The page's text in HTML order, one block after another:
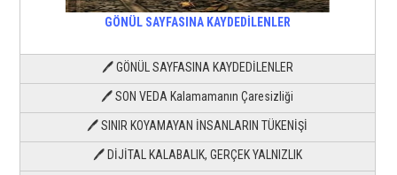
GÖNÜL SAYFASINA KAYDEDİLENLER
🖊 GÖNÜL SAYFASINA KAYDEDİLENLER
🖊 SON VEDA Kalamamanın Çaresizliği
🖊 SINIR KOYAMAYAN İNSANLARIN TÜKENİŞİ
🖊 DİJİTAL KALABALIK, GERÇEK YALNIZLIK